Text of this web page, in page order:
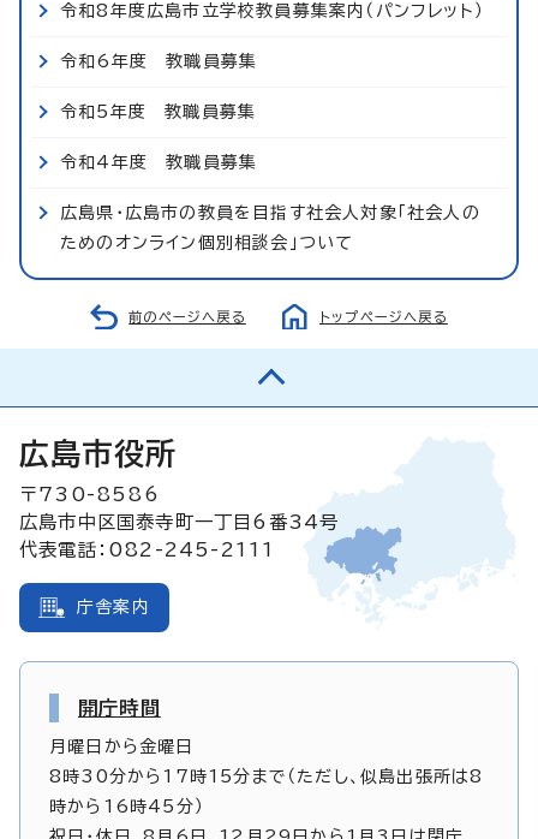
令和8年度広島市立学校教員募集案内（パンフレット）
令和6年度 教職員募集
令和5年度 教職員募集
令和4年度 教職員募集
広島県・広島市の教員を目指す社会人対象「社会人の
ためのオンライン個別相談会」ついて
前のページへ戻る トップページへ戻る
広島市役所
〒730-8586
広島市中区国泰寺町一丁目6番34号
代表電話：082-245-2111
庁舎案内
開庁時間
月曜日から金曜日
8時30分から17時15分まで（ただし、似島出張所は8
時から16時45分）